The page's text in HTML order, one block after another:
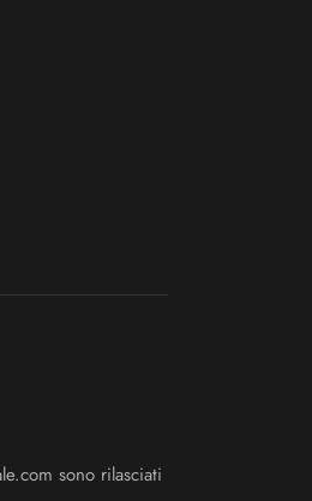
sono rilasciati